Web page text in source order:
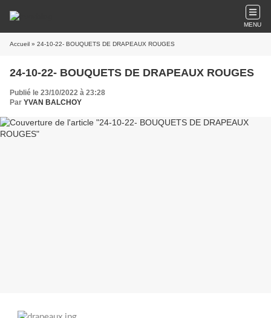
MENU
Accueil » 24-10-22- BOUQUETS DE DRAPEAUX ROUGES
24-10-22- BOUQUETS DE DRAPEAUX ROUGES
Publié le 23/10/2022 à 23:28
Par YVAN BALCHOY